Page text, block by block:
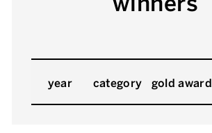
year category gold award